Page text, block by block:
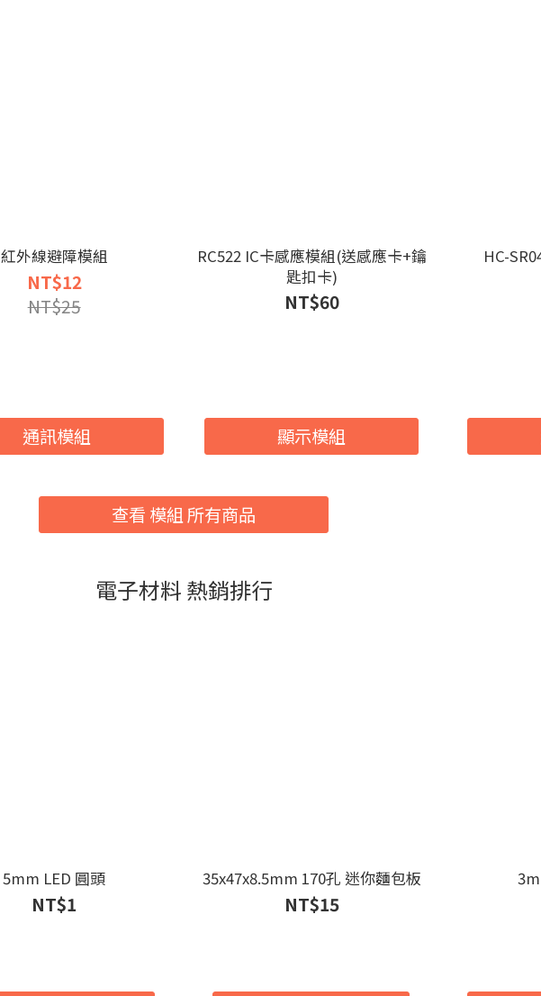
紅外線避障模組
NT$12
NT$25
RC522 IC卡感應模組(送感應卡+鑰
匙扣卡)
NT$60
HC-
通訊模組 顯示模組
查看 模組 所有商品
電子材料 熱銷排行
5mm LED 圓頭
NT$1
35x47x8.5mm 170孔 迷你麵包板
NT$15